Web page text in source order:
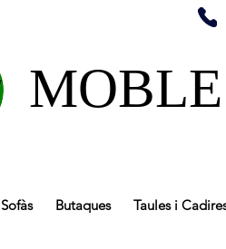
Sofàs Butaques Taules i